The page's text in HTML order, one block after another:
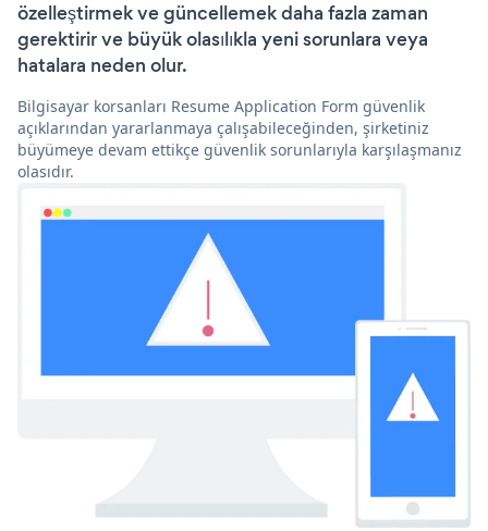
özelleştirmek ve güncellemek daha fazla zaman
gerektirir ve büyük olasılıkla yeni sorunlara veya
hatalara neden olur.
Bilgisayar korsanları Resume Application Form güvenlik
açıklarından yararlanmaya çalışabileceğinden, şirketiniz
büyümeye devam ettikçe güvenlik sorunlarıyla karşılaşmanız
olasıdır.